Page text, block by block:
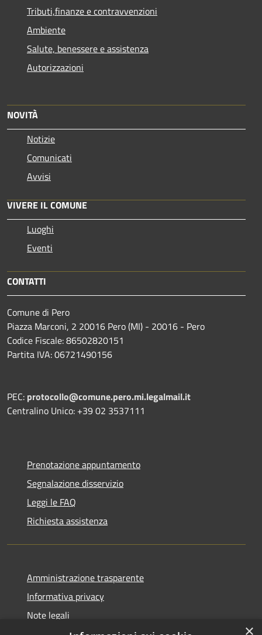
Tributi,finanze e contravvenzioni
Ambiente
Salute, benessere e assistenza
Autorizzazioni
NOVITÀ
Notizie
Comunicati
Avvisi
VIVERE IL COMUNE
Luoghi
Eventi
CONTATTI
Comune di Pero
Piazza Marconi, 2 20016 Pero (MI) - 20016 - Pero
Codice Fiscale: 86502820151
Partita IVA: 06721490156
PEC: protocollo@comune.pero.mi.legalmail.it
Centralino Unico: +39 02 3537111
Prenotazione appuntamento
Segnalazione disservizio
Leggi le FAQ
Richiesta assistenza
Amministrazione trasparente
Informativa privacy
Note legali
×